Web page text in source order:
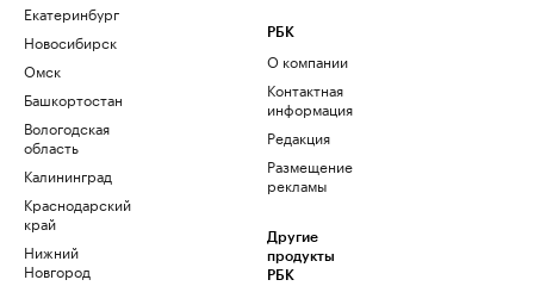
Екатеринбург
Новосибирск
Омск
Башкортостан
Вологодская
область
Калининград
Краснодарский
край
Нижний
Новгород
РБК
О компании
Контактная
информация
Редакция
Размещение
рекламы
Другие
продукты
РБК